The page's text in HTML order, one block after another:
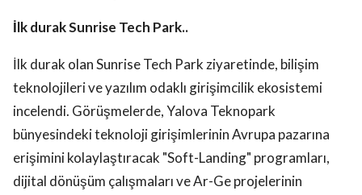
İlk durak Sunrise Tech Park..
İlk durak olan Sunrise Tech Park ziyaretinde, bilişim
teknolojileri ve yazılım odaklı girişimcilik ekosistemi
incelendi. Görüşmelerde, Yalova Teknopark
bünyesindeki teknoloji girişimlerinin Avrupa pazarına
erişimini kolaylaştıracak "Soft-Landing" programları,
dijital dönüşüm çalışmaları ve Ar-Ge projelerinin